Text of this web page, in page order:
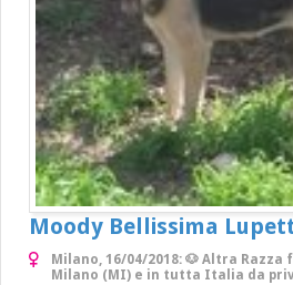
Moody Bellissima
Milano, 16/04/2018: 🐶 Altra
Milano (MI) e in tutta Italia da